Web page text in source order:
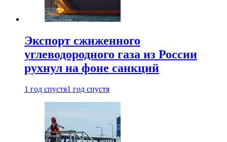
Экспорт сжиженного
углеводородного газа из России
рухнул на фоне санкций
1 год спустя1 год спустя